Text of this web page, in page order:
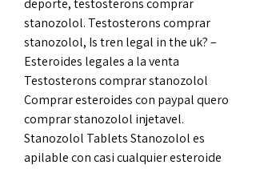
deporte, testosterons comprar
stanozolol. Testosterons comprar
stanozolol, Is tren legal in the uk? –
Esteroides legales a la venta
Testosterons comprar stanozolol
Comprar esteroides con paypal quero
comprar stanozolol injetavel.
Stanozolol Tablets Stanozolol es
apilable con casi cualquier esteroide